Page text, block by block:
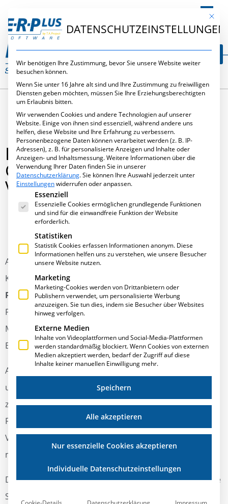
DE
PARAMETRIX SCHULUNG –
GRUNDLAGEN- UND
VERTIEFUNGSSCHULUNG
Am Dienstag, dem 03.11.2015,
Kunden wieder unsere
ParametriX Ian. In dieser wird der Aufbau von
ParametriX, die wichtigen Begriffe zum Verständnis des
Modules sowie die Grundlagen der Bedienung und
Erläuterung der wichtigsten Funktionen vermittelt.
Am Mittwoch, dem 04.11.2015,ist es möglich,
unsere
Vertiefungsschulung ParametriX II
zu buchen. In dieser findet die Erläuterung komplexer
Funktionen (z. B. Nutzung von Strukturvarianten) und
Vermittlung tiefgehender Kenntnisse der
mathematischen Berechnungen statt.
Die Schulungen werden bei uns in Essen stattfinden. Die
Schulungsinhalte, Kosten sowie alle weiteren
Mit
DATENSCHUTZEINSTELLUNGEN
Wir benötigen Ihre Zustimmung, bevor Sie unsere Website weiter
besuchen können.
Wenn Sie unter 16 Jahre alt sind und Ihre Zustimmung zu freiwilligen
Diensten geben möchten, müssen Sie Ihre Erziehungsberechtigten
um Erlaubnis bitten.
Wir verwenden Cookies und andere Technologien auf unserer
Website. Einige von ihnen sind essenziell, während andere uns
helfen, diese Website und Ihre Erfahrung zu verbessern.
Personenbezogene Daten können verarbeitet werden (z. B. IP-
Adressen), z. B. für personalisierte Anzeigen und Inhalte oder
Anzeigen- und Inhaltsmessung.Weitere Informationen über die
Verwendung Ihrer Daten finden Sie in unserer
Datenschutzerklärung.Sie können Ihre Auswahl jederzeit unter
Einstellungenwiderrufen oder anpassen.
Es folgt eine Liste der Service-Gruppen, für die eine
Essenziell
Essenzielle Cookies ermöglichen grundlegende Funktionen
und sind für die einwandfreie Funktion der Website
erforderlich.
Statistiken
Statistik Cookies erfassen Informationen anonym. Diese
Informationen helfen uns zu verstehen, wie unsere Besucher
unsere Website nutzen.
Marketing
Marketing-Cookies werden von Drittanbietern oder
Publishern verwendet, um personalisierte Werbung
anzuzeigen. Sie tun dies, indem sie Besucher über Websites
hinweg verfolgen.
Externe Medien
Inhalte von Videoplattformen und Social-Media-Plattformen
werden standardmäßig blockiert. Wenn Cookies von externen
Medien akzeptiert werden, bedarf der Zugriff auf diese
Inhalte keiner manuellen Einwilligung mehr.
Speichern
Alle akzeptieren
Nur essenzielle Cookies akzeptieren
Individuelle Datenschutzeinstellungen